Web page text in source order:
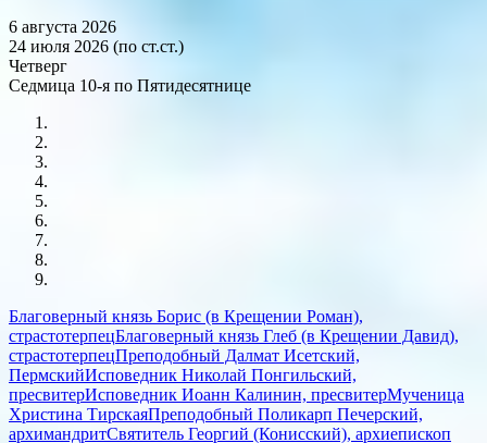
6 августа 2026
24 июля 2026 (по ст.ст.)
Четверг
Седмица 10-я по Пятидесятнице
Благоверный князь Борис (в Крещении Роман),
страстотерпецБлаговерный князь Глеб (в Крещении Давид),
страстотерпецПреподобный Далмат Исетский,
ПермскийИсповедник Николай Понгильский,
пресвитерИсповедник Иоанн Калинин, пресвитерМученица
Христина ТирскаяПреподобный Поликарп Печерский,
архимандритСвятитель Георгий (Конисский), архиепископ